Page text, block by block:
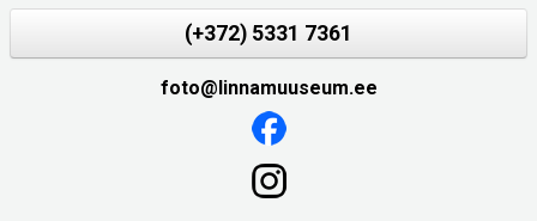
(+372) 5331 7361
foto@linnamuuseum.ee